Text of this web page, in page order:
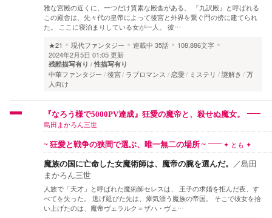
雅な宮殿の近くに、一つだけ質素な殿舎がある。 『九訳殿』と呼ばれる
この殿舎は、先々代の皇帝によって後宮と外界を繋ぐ門の傍に建てられ
た。 ここに寝泊まりしている女が一人。 彼…
★21
現代ファンタジー 連載中 35話
108,886文字
2024年2月5日 01:05 更新
残酷描写有り 性描写有り
中華ファンタジー 後宮 ラブロマンス 恋愛 ミステリ 謎解き
万
人向け
『なろう様で5000PV達成』狂愛の魔帝と、殺せぬ魔女。
島田まかろん三世
~ 狂愛と戦争の狭間で選ぶ、唯一無二の場所 ~ ✦ とも ✦
魔族の国に亡命した女魔術師は、魔帝の腕を選んだ。 ／島田
まかろん三世
人族で「天才」と呼ばれた魔術師セレスは、 王子の求婚を拒んだ夜、す
べてを失った。 逃げ延びた先は、瘴気漂う魔族の帝国。 そこで彼女を拾
い上げたのは、魔帝ヴェラルク＝ザハ・ヴェ…